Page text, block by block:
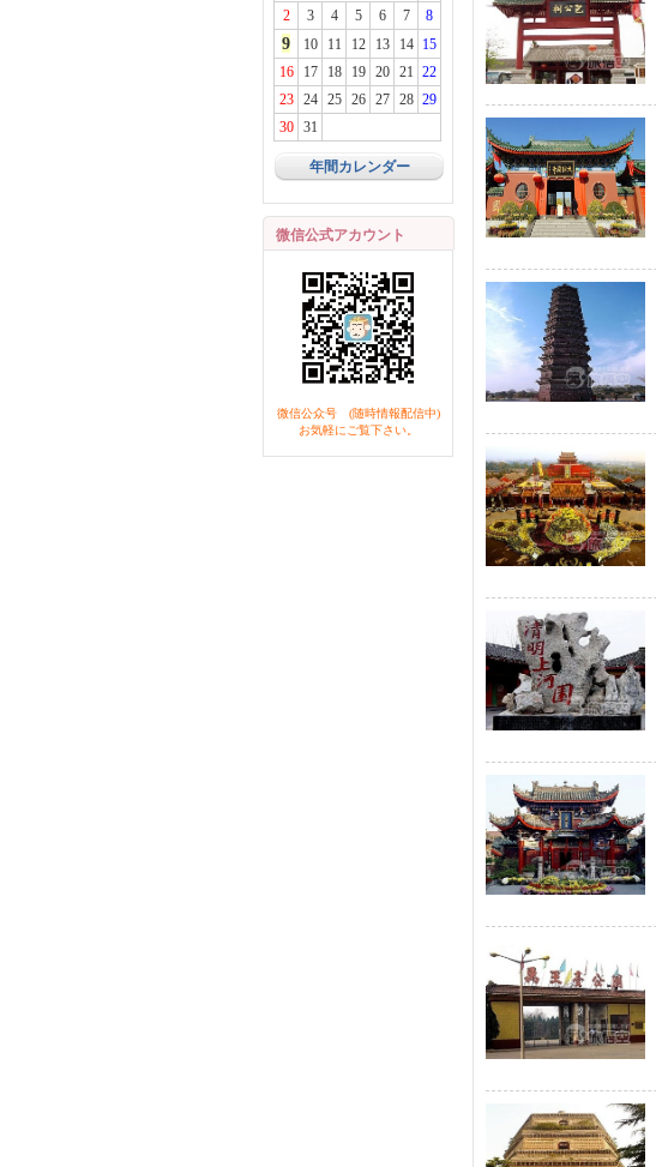
2
3 4 5 6 7 8
9 10 11 12 13 14
15
16
17 18 19 20 21 22
23
24 25 26 27 28 29
30
31
年間カレンダー
微信公式アカウント
微信公众号 (随時情報配信中)
お気軽にご覧下さい。